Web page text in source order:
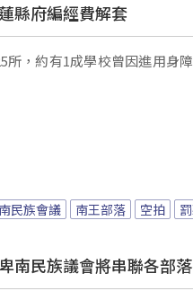
縣府編經費解套
所，約有1成學校曾因進用身
民族會議 南王部落 空拍
南民族議會將串聯各部落